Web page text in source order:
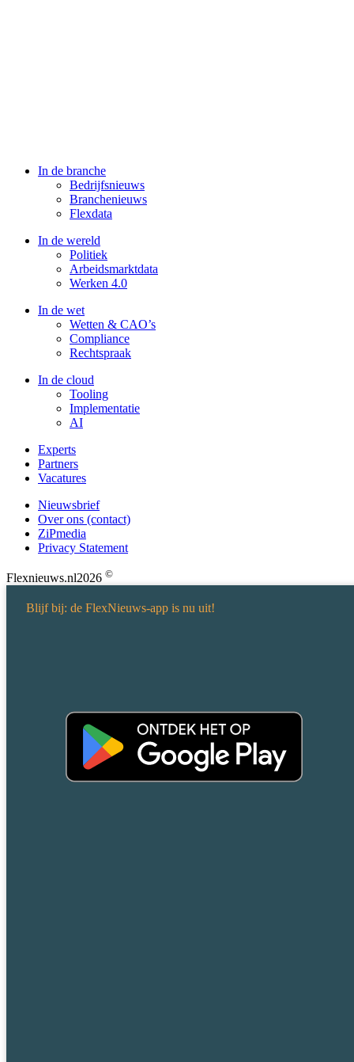
In de branche
Bedrijfsnieuws
Branchenieuws
Flexdata
In de wereld
Politiek
Arbeidsmarktdata
Werken 4.0
In de wet
Wetten & CAO’s
Compliance
Rechtspraak
In de cloud
Tooling
Implementatie
AI
Experts
Partners
Vacatures
Nieuwsbrief
Over ons (contact)
ZiPmedia
Privacy Statement
Flexnieuws.nl2026 ©
Blijf bij: de FlexNieuws-app is nu uit!